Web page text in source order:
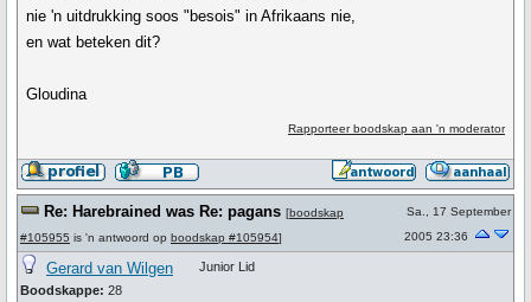
nie 'n uitdrukking soos "besois" in Afrikaans nie,
en wat beteken dit?
Gloudina
Rapporteer boodskap aan 'n moderator
Re: Harebrained was Re: pagans [boodskap
#105955 is 'n antwoord op boodskap #105954]
Sa., 17 September
2005 23:36
Gerard van Wilgen
Boodskappe: 28
Junior Lid